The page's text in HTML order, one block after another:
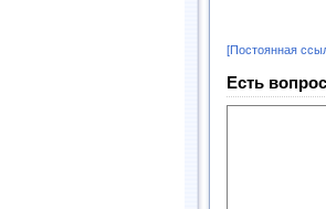
[Постоянная
Есть